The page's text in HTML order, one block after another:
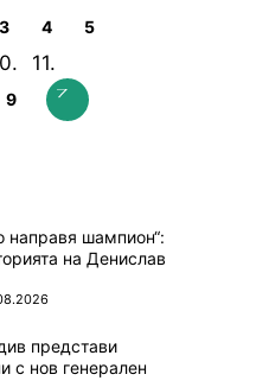
3 4 5
9
направя шампион“:
на Денислав
представи
с нов генерален